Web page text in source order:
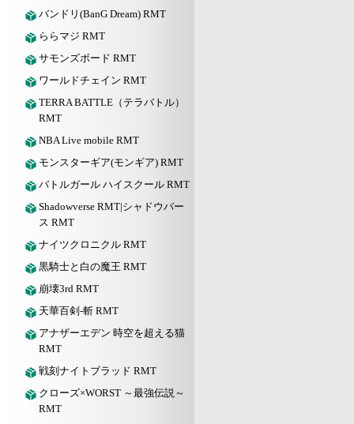
バンドリ(BanG Dream) RMT
ららマジ RMT
サモンズボード RMT
ワールドチェイン RMT
TERRA BATTLE（テラバトル）
RMT
NBA Live mobile RMT
モンスターギア(モンギア) RMT
バトルガール ハイスクール RMT
Shadowverse RMT|シャドウバー
ス RMT
ナイツクロニクル RMT
黒騎士と白の魔王 RMT
崩壊3rd RMT
天華百剣-斬 RMT
アナザーエデン 時空を超える猫
RMT
戦刻ナイトブラッド RMT
クローズ×WORST ～最強伝説～
RMT